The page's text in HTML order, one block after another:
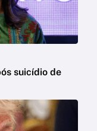
suicídio de